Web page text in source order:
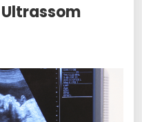
Ultrassom